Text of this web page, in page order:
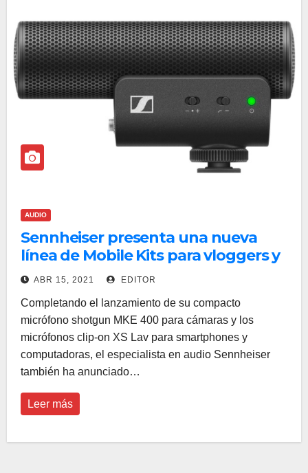
AUDIO
Sennheiser presenta una nueva
línea de Mobile Kits para vloggers y
creadores
ABR 15, 2021 EDITOR
Completando el lanzamiento de su compacto
micrófono shotgun MKE 400 para cámaras y los
micrófonos clip-on XS Lav para smartphones y
computadoras, el especialista en audio Sennheiser
también ha anunciado…
Leer más